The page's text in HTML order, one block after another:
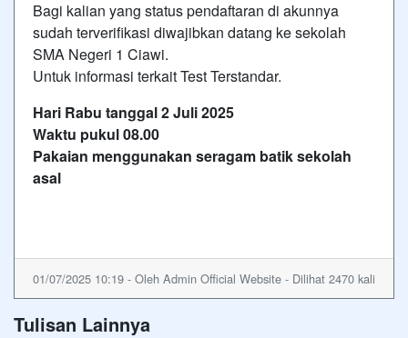
Bagi kalian yang status pendaftaran di akunnya
sudah terverifikasi diwajibkan datang ke sekolah
SMA Negeri 1 Ciawi.
Untuk informasi terkait Test Terstandar.
Hari Rabu tanggal 2 Juli 2025
Waktu pukul 08.00
Pakaian menggunakan seragam batik sekolah
asal
01/07/2025 10:19 - Oleh Admin Official Website - Dilihat 2470 kali
Tulisan Lainnya